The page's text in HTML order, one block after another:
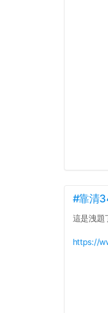
#靠清
這是洩題
https://